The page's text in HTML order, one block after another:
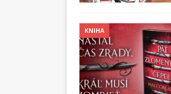
KNIHA